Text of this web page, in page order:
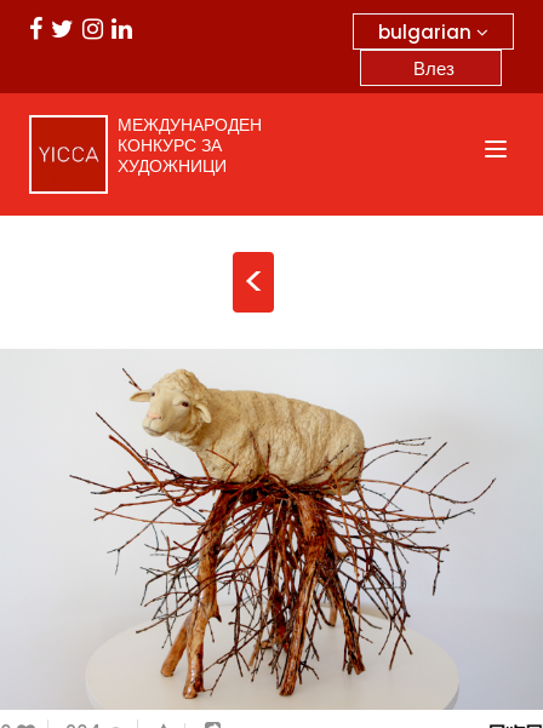
bulgarian
Влез
МЕЖДУНАРОДЕН
КОНКУРС ЗА
ХУДОЖНИЦИ
<